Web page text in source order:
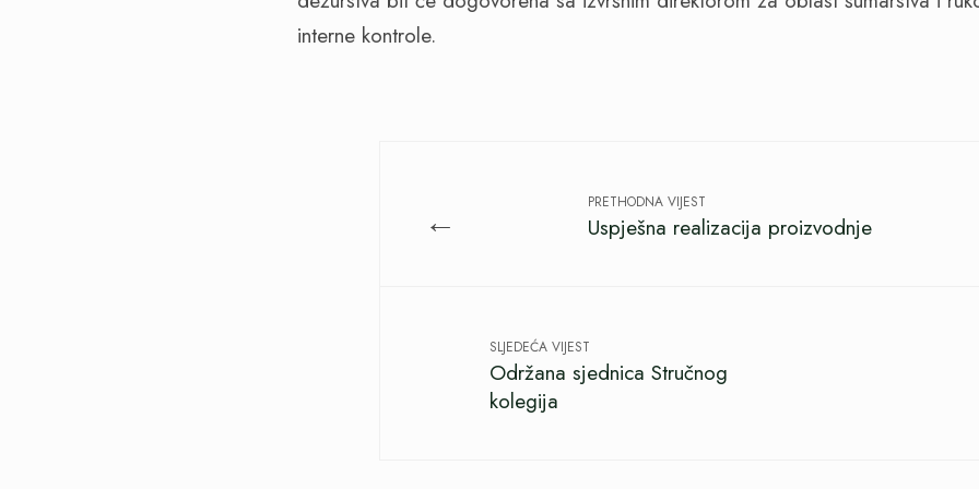
interne kontrole.
← PRETHODNA VIJEST
Uspješna realizacija proizvodnje
SLJEDEĆA VIJEST
Održana sjednica Stručnog
kolegija